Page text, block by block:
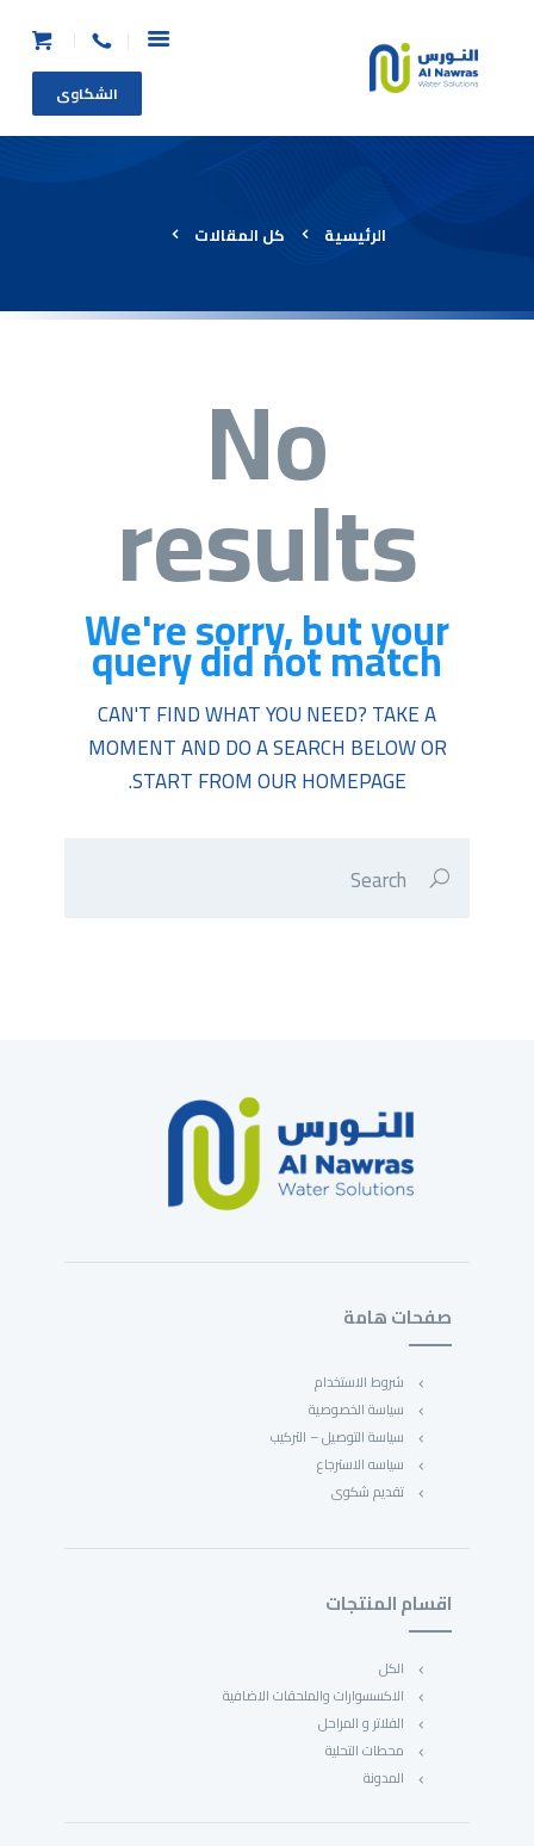
الشكاوى
الرئيسية كل المقالات
طلب خدمة
No
results
We're sorry, but your
query did not match
CAN'T FIND WHAT YOU NEED? TAKE A
MOMENT AND DO A SEARCH BELOW OR
START FROMOUR HOMEPAGE
.
اقسام المنتجات
الكل
الاكسسوارات والملحقات الاضافية
الفلاتر و المراحل
محطات التحلية
المدونة
صفحات هامة
شروط الاستخدام
سياسة الخصوصية
سياسة التوصيل – التركيب
سياسه الاسترجاع
تقديم شكوى